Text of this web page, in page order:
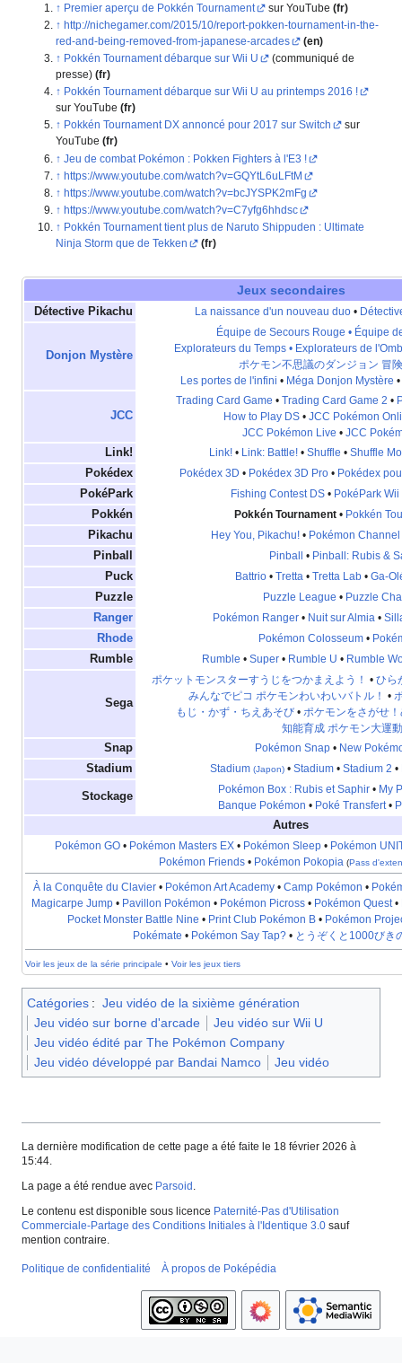
Premier aperçu de Pokkén Tournament sur YouTube (fr)
http://nichegamer.com/2015/10/report-pokken-tournament-in-the-
red-and-being-removed-from-japanese-arcades
(en)
Pokkén Tournament débarque sur Wii U
(communiqué de
presse)(fr)
Pokkén Tournament débarque sur Wii U au printemps 2016 !
sur YouTube(fr)
Pokkén Tournament DX annoncé pour 2017 sur Switch
sur
YouTube(fr)
Jeu de combat Pokémon : Pokken Fighters à l'E3 !
https://www.youtube.com/watch?v=GQYtL6uLFtM
https://www.youtube.com/watch?v=bcJYSPK2mFg
https://www.youtube.com/watch?v=C7yfg6hhdsc
Pokkén Tournament tient plus de Naruto Shippuden : Ultimate
Ninja Storm que de Tekken
(fr)
Jeux secondaires
Détective Pikachu La naissance d'un nouveau duo•
Donjon Mystère
Équipe de Secours Rouge • Équipe
Explorateurs du Temps • Explorateurs de
ポケモン不思議のダンジョン 冒
Les portes de l'infini • Méga Donjon Mystère •
JCC
Trading Card Game • Trading Card Game 2 •
How to Play DS • JCC Pokémon
JCC Pokémon Live • JCC
Link!
Link!• Link: Battle!• Shuffle • Shuffle
Pokédex
Pokédex 3D • Pokédex 3D Pro• Pokédex
PokéPark
Fishing Contest DS• PokéPark Wii
Pokkén
Pokkén Tournament• Pokkén
Pikachu
Hey You, Pikachu!• Pokémon Channel
Pinball
Pinball • Pinball: Rubis &
Puck
Battrio • Tretta • Tretta Lab • Ga-
Puzzle
Puzzle League • Puzzle
Ranger
Pokémon Ranger • Nuit sur Almia •
Rhode
Pokémon Colosseum•
Rumble
Rumble • Super • Rumble U • Rumble
Sega
ポケットモンスターすうじをつかまえよう！ • ひら
みんなでピコ ポケモンわいわいバトル！ •
もじ・かず・ちえあそび • ポケモンをさがせ
知能育成 ポケモン大運
Snap
Pokémon Snap • New
Stadium
Stadium (Japon) • Stadium • Stadium 2 •
Stockage
Pokémon Box : Rubis et Saphir• My
Banque Pokémon • Poké Transfert•
Autres
Pokémon GO • Pokémon Masters EX • Pokémon Sleep • Pokémon
Pokémon Friends • Pokémon Pokopia (Pass
À la Conquête du Clavier • Pokémon Art Academy • Camp Pokémon •
Magicarpe Jump • Pavillon Pokémon • Pokémon Picross • Pokémon Quest •
Pocket Monster Battle Nine • Print Club Pokémon B• Pokémon
Pokémate • Pokémon Say Tap?• とうぞくと1000びき
Voir les jeux de la série principale • Voir les jeux tiers
Catégories : Jeu vidéo de la sixième génération
Jeu vidéo sur borne d'arcade
Jeu vidéo sur Wii U
Jeu vidéo édité par The Pokémon Company
Jeu vidéo développé par Bandai Namco
Jeu vidéo
La dernière modification de cette page a été faite le 18 février 2026 à
15:44.
La page a été rendue avec Parsoid .
Le contenu est disponible sous licence Paternité-Pas d'Utilisation
Commerciale-Partage des Conditions Initiales à l'Identique 3.0 sauf
mention contraire.
Politique de confidentialité À propos de Poképédia